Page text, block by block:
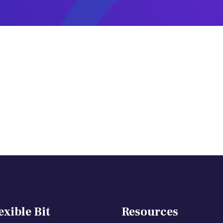
Bit Resources